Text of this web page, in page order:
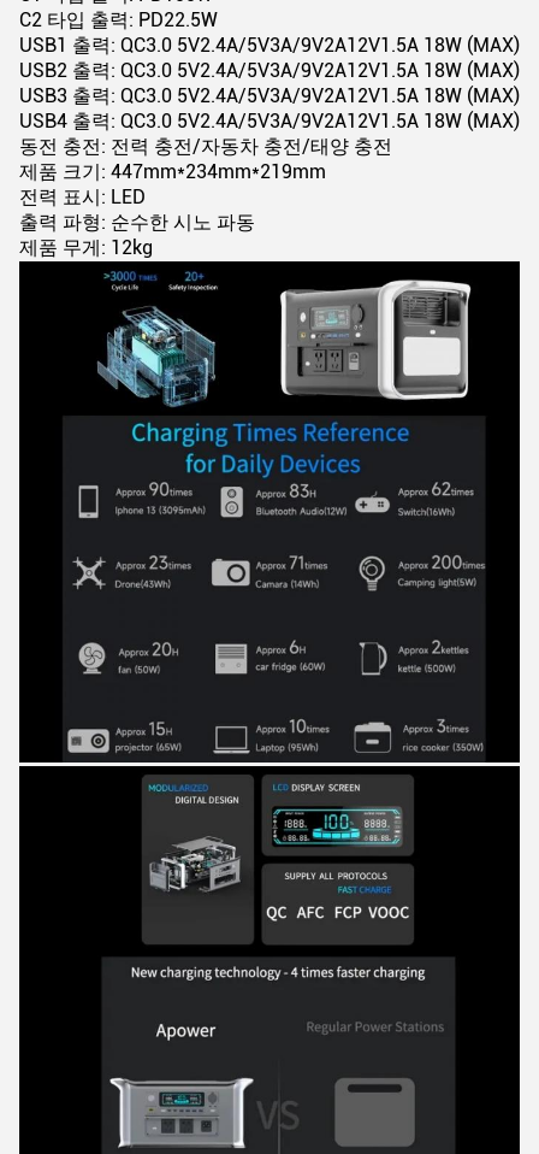
C2 타입 출력: PD22.5W
USB1 출력: QC3.0 5V2.4A/5V3A/9V2A12V1.5A 18W (MAX)
USB2 출력: QC3.0 5V2.4A/5V3A/9V2A12V1.5A 18W (MAX)
USB3 출력: QC3.0 5V2.4A/5V3A/9V2A12V1.5A 18W (MAX)
USB4 출력: QC3.0 5V2.4A/5V3A/9V2A12V1.5A 18W (MAX)
동전 충전: 전력 충전/자동차 충전/태양 충전
제품 크기: 447mm*234mm*219mm
전력 표시: LED
출력 파형: 순수한 시노 파동
제품 무게: 12kg